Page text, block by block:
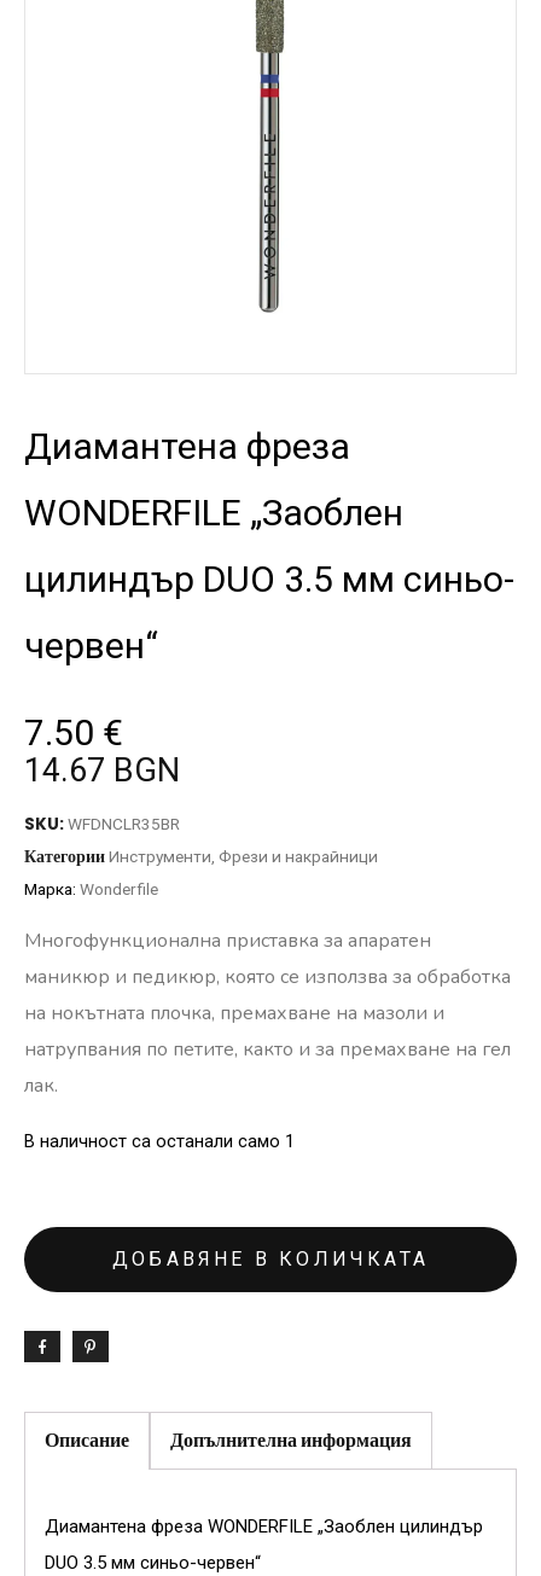
Диамантена фреза
WONDERFILE „Заоблен
цилиндър DUO 3.5 мм синьо-
червен“
7.50 €
14.67 BGN
SKU:WFDNCLR35BR
КатегорииИнструменти Фрези и накрайници
Марка: Wonderfile
Многофункционална приставка за апаратен
маникюр и педикюр, която се използва за обработка
на нокътната плочка, премахване на мазоли и
натрупвания по петите, както и за премахване на гел
лак.
В наличност са останали само 1
ДОБАВЯНЕ В КОЛИЧКАТА
Описание Допълнителна информация
Диамантена фреза WONDERFILE „Заоблен цилиндър
DUO 3.5 мм синьо-червен“